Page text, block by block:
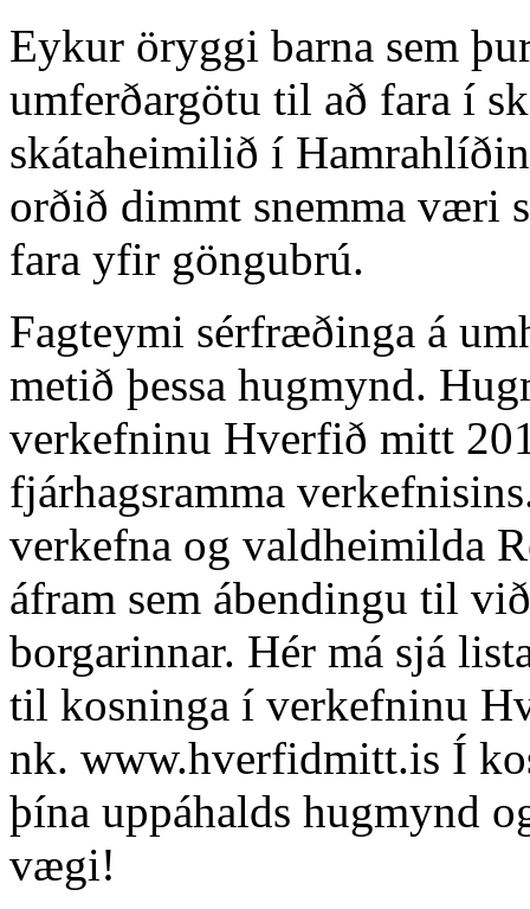
Eykur öryggi barna sem
umferðargötu til að fara í
skátaheimilið í
orðið dimmt snemma væri
fara yfir göngubrú.
Fagteymi sérfræðinga á
metið þessa hugmynd.
verkefninu Hverfið mitt
fjárhagsramma
verkefna og valdheimilda
áfram sem ábendingu til
borgarinnar. Hér má sjá
til kosninga í verkefninu
nk. www.hverfidmitt.is Í
þína uppáhalds hugmynd
vægi!